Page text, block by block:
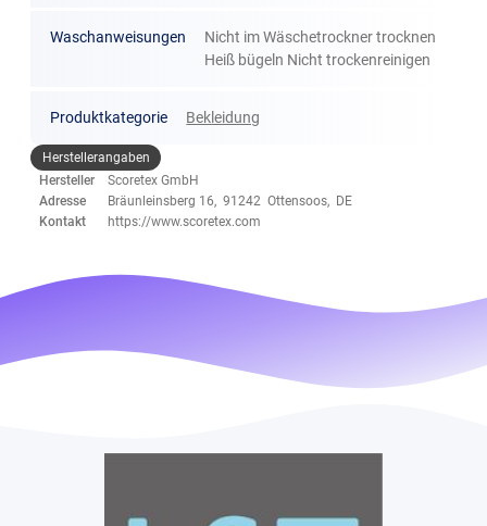
Waschanweisungen
Nicht im Wäschetrockner trocknen
Heiß bügeln Nicht trockenreinigen
Produktkategorie Bekleidung
Herstellerangaben
Hersteller
Scoretex GmbH
Adresse
Bräunleinsberg 16, 91242 Ottensoos, DE
Kontakt
https://www.scoretex.com